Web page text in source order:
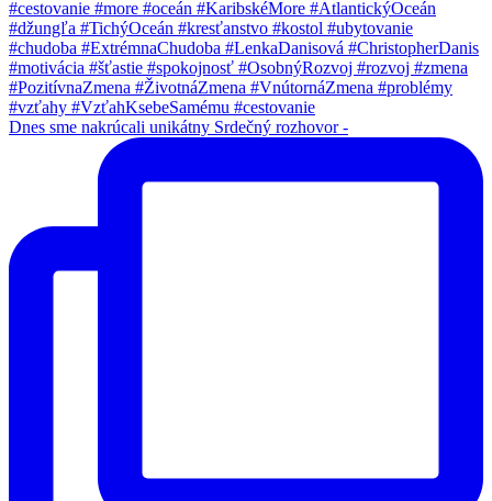
Dnes sme nakrúcali unikátny Srdečný rozhovor -